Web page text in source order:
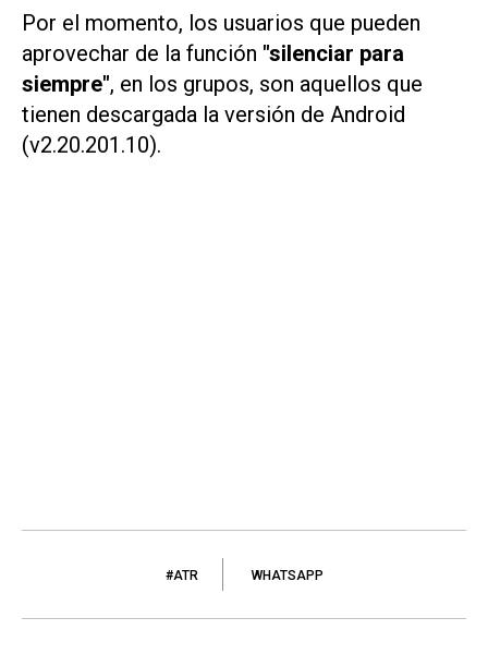
Por el momento, los usuarios que pueden
aprovechar de la función "silenciar para
siempre", en los grupos, son aquellos que
tienen descargada la versión de Android
(v2.20.201.10).
#ATR WHATSAPP